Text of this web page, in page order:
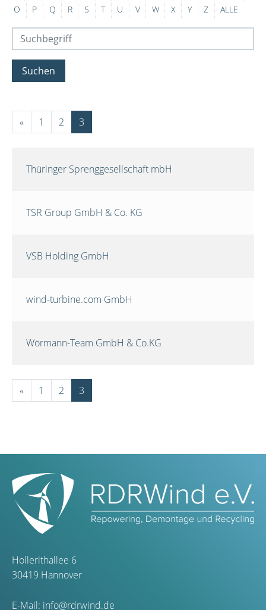
O
P Q R S T U V W X Y Z ALLE
Suchen
« 1 2 3
Thüringer Sprenggesellschaft mbH
TSR Group GmbH & Co. KG
VSB Holding GmbH
wind-turbine.com GmbH
Wörmann-Team GmbH & Co.KG
« 1 2 3
Hollerithallee 6
30419 Hannover
E-Mail: info@rdrwind.de